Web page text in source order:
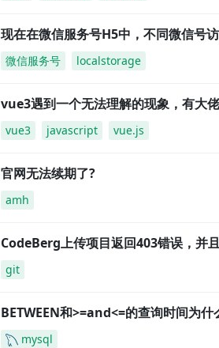
现在在微信服务号H5中，不同微信号
微信服务号 localstorage
vue3遇到一个无法理解的现象，有大
vue3 javascript vue.js
官网无法续期了?
amh
CodeBerg上传项目返回403错误，并
git
BETWEEN和>=and<=的查询时间为什
mysql